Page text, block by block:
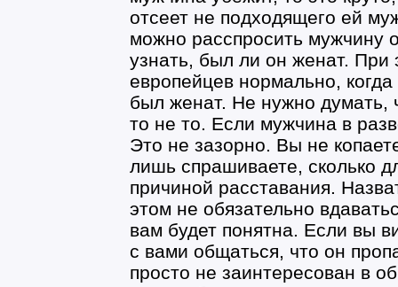
отсеет не подходящего ей
можно расспросить мужчину
узнать, был ли он женат. При
европейцев нормально,
был женат. Не нужно думать,
то не то. Если мужчина в
Это не зазорно. Вы не
лишь спрашиваете, сколько
причиной расставания.
этом не обязательно
вам будет понятна. Если вы
с вами общаться, что он
просто не заинтересован в